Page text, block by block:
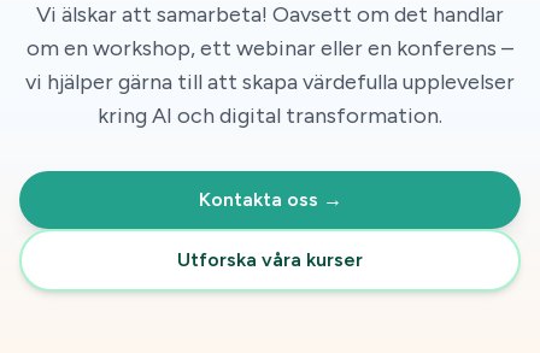
Vi älskar att samarbeta! Oavsett om det handlar
om en workshop, ett webinar eller en konferens –
vi hjälper gärna till att skapa värdefulla upplevelser
kring AI och digital transformation.
Kontakta oss →
Utforska våra kurser